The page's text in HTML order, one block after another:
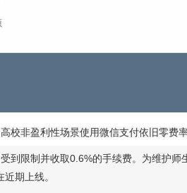
非盈利性场景使用微信支付依旧零费率
限制并收取0.6%的手续费。为维护师
期上线。